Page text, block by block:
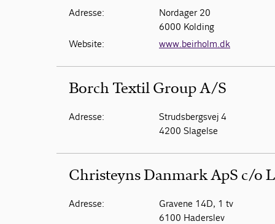
Adresse:
Nordager 20
6000 Kolding
Website:
www.beirholm.dk
Borch Textil Group A/S
Adresse:
Strudsbergsvej 4
4200 Slagelse
Christeyns Danmark ApS c/o
Adresse:
Gravene 14D, 1 tv
6100 Haderslev